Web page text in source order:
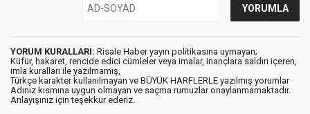
YORUM KURALLARI: Risale Haber yayın politikasına uymayan;
Küfür, hakaret, rencide edici cümleler veya imalar, inançlara saldırı içeren,
imla kuralları ile yazılmamış,
Türkçe karakter kullanılmayan ve BÜYÜK HARFLERLE yazılmış yorumlar
Adınız kısmına uygun olmayan ve saçma rumuzlar onaylanmamaktadır.
Anlayışınız için teşekkür ederiz.